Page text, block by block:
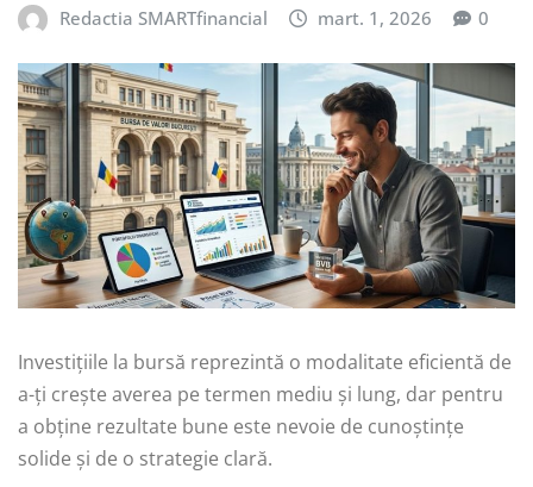
Redactia SMARTfinancial mart. 1, 2026 0
Investițiile la bursă reprezintă o modalitate eficientă de
a-ți crește averea pe termen mediu și lung, dar pentru
a obține rezultate bune este nevoie de cunoștințe
solide și de o strategie clară.